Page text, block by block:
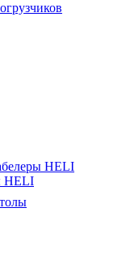
HELI
HELI